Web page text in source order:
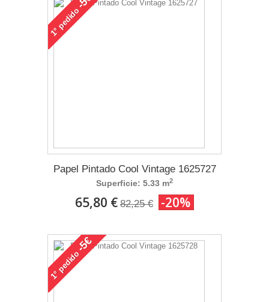
1°
pedido
Papel Pintado Cool Vintage 1625727
Superficie: 5.33 m2
65,80 € 82,25 € -20%
1°
pedido
-5€